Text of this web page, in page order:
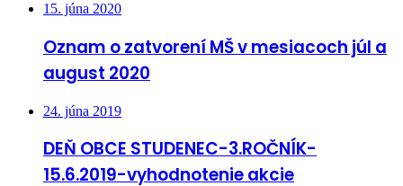
15. júna 2020
Oznam o zatvorení MŠ v mesiacoch júl a
august 2020
24. júna 2019
DEŇ OBCE STUDENEC-3.ROČNÍK-
15.6.2019-vyhodnotenie akcie